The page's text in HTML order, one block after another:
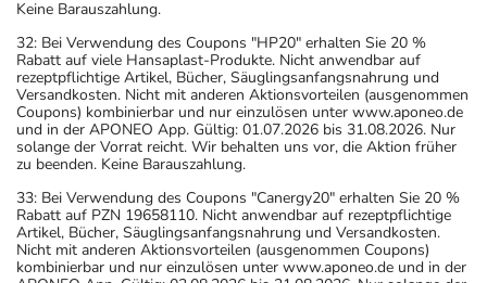
Keine Barauszahlung.
32: Bei Verwendung des Coupons "HP20" erhalten Sie 20 %
Rabatt auf viele Hansaplast-Produkte. Nicht anwendbar auf
rezeptpflichtige Artikel, Bücher, Säuglingsanfangsnahrung und
Versandkosten. Nicht mit anderen Aktionsvorteilen (ausgenommen
Coupons) kombinierbar und nur einzulösen unter www.aponeo.de
und in der APONEO App. Gültig: 01.07.2026 bis 31.08.2026. Nur
solange der Vorrat reicht. Wir behalten uns vor, die Aktion früher
zu beenden. Keine Barauszahlung.
33: Bei Verwendung des Coupons "Canergy20" erhalten Sie 20 %
Rabatt auf PZN 19658110. Nicht anwendbar auf rezeptpflichtige
Artikel, Bücher, Säuglingsanfangsnahrung und Versandkosten.
Nicht mit anderen Aktionsvorteilen (ausgenommen Coupons)
kombinierbar und nur einzulösen unter www.aponeo.de und in der